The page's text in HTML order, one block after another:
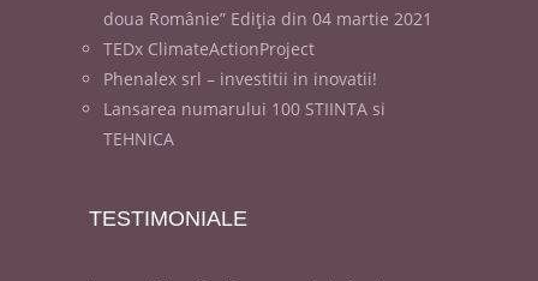
doua Românie” Ediția din 04 martie 2021
TEDx ClimateActionProject
Phenalex srl – investitii in inovatii!
Lansarea numarului 100 STIINTA si
TEHNICA
TESTIMONIALE